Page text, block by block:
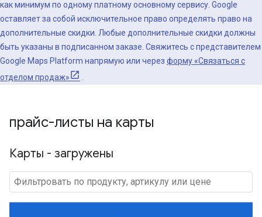
как минимум по одному платному основному сервису. Google
оставляет за собой исключительное право определять право на
дополнительные скидки. Любые дополнительные скидки должны
быть указаны в подписанном заказе. Свяжитесь с представителем
Google Maps Platform напрямую или через форму «Связаться с
отделом продаж»
прайс-листы на карты
Карты - загружены